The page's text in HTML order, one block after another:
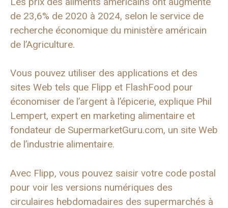
de 23,6% de 2020 à 2024, selon le service de
recherche économique du ministère américain
de l’Agriculture.
Vous pouvez utiliser des applications et des
sites Web tels que Flipp et FlashFood pour
économiser de l’argent à l’épicerie, explique Phil
Lempert, expert en marketing alimentaire et
fondateur de SupermarketGuru.com, un site Web
de l’industrie alimentaire.
Avec Flipp, vous pouvez saisir votre code postal
pour voir les versions numériques des
circulaires hebdomadaires des supermarchés à